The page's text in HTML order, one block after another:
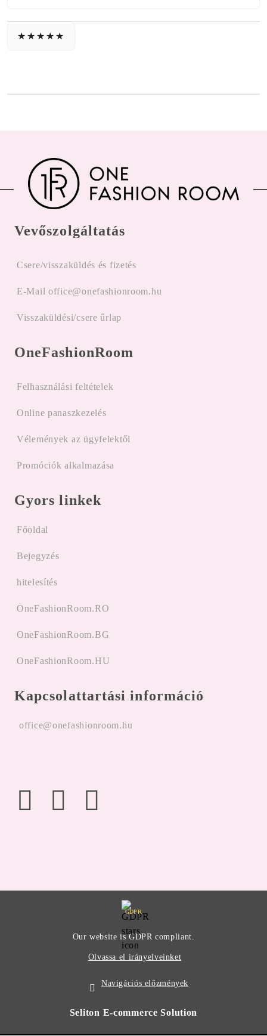
Vevőszolgáltatás
Csere/visszaküldés és fizetés
E-Mail office@onefashionroom.hu
Visszaküldési/csere űrlap
OneFashionRoom
Felhasználási feltételek
Online panaszkezelés
Vélemények az ügyfelektől
Promóciók alkalmazása
Gyors linkek
Főoldal
Bejegyzés
hitelesítés
OneFashionRoom.RO
OneFashionRoom.BG
OneFashionRoom.HU
Kapcsolattartási információ
office@onefashionroom.hu
GDPR
Our website is GDPR compliant.
Olvassa el irányelveinket
Navigációs előzmények
Seliton E-commerce Solution